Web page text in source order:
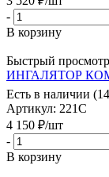
-
В корзину
Быстрый просмотр
ИНГАЛЯТОР
Есть в наличии
Артикул: 221С
4 150 ₽/шт
-
В корзину